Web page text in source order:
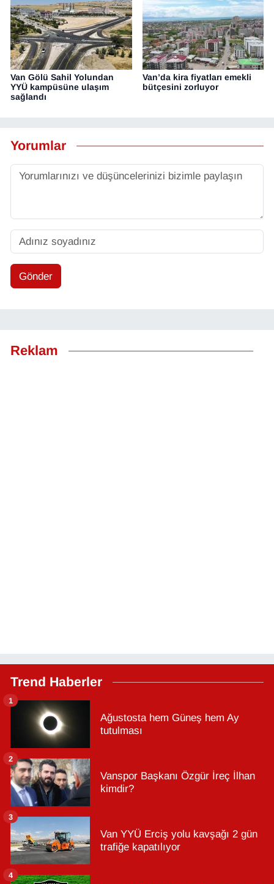
Van Gölü Sahil Yolundan
YYÜ kampüsüne ulaşım
sağlandı
Van’da kira fiyatları emekli
bütçesini zorluyor
Yorumlar
Gönder
Reklam
Trend Haberler
Ağustosta hem Güneş hem Ay
tutulması
1
Vanspor Başkanı Özgür İreç İlhan
kimdir?
2
Van YYÜ Erciş yolu kavşağı 2 gün
trafiğe kapatılıyor
3
4